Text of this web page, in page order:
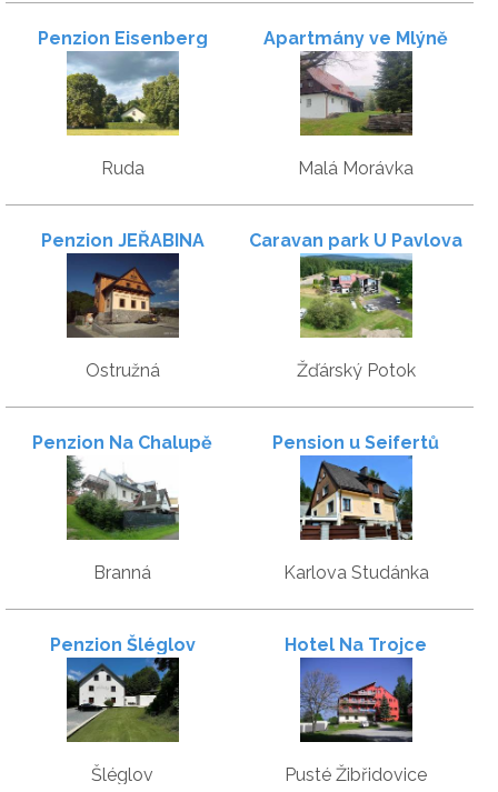
Penzion Eisenberg
Ruda
Apartmány ve Mlýně
Malá Morávka
Penzion JEŘABINA
Ostružná
Caravan park U Pavlova
dubu
Žďárský Potok
Penzion Na Chalupě
Branná
Pension u Seifertů
Karlova Studánka
Penzion Šléglov
Šléglov
Hotel Na Trojce
Pusté Žibřidovice